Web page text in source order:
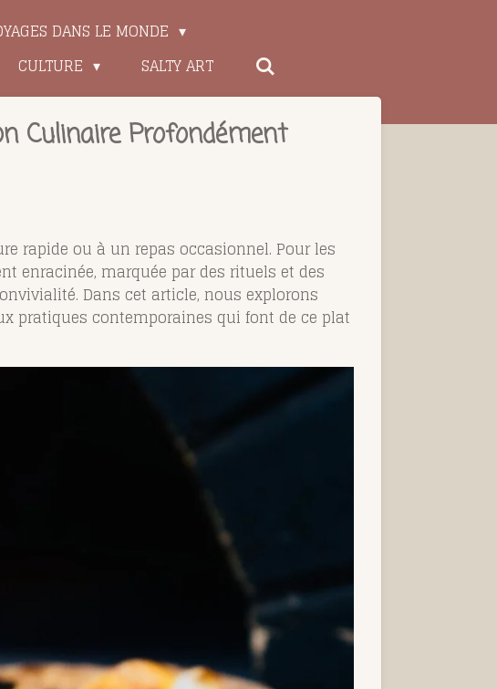
DANS LE MONDE
CULTURE SALTY ART
Culinaire Profondément
rapide ou à un repas occasionnel. Pour les
enracinée, marquée par des rituels et des
Dans cet article, nous explorons
pratiques contemporaines qui font de ce plat